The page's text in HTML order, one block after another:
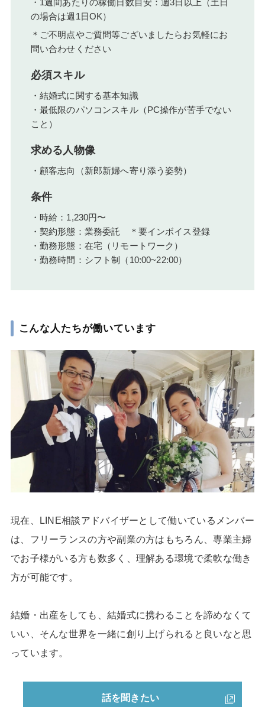
・1週間あたりの稼働日数目安：週3日以上（土日
の場合は週1日OK）
＊ご不明点やご質問等ございましたらお気軽にお
問い合わせください
必須スキル
・結婚式に関する基本知識
・最低限のパソコンスキル（PC操作が苦手でない
こと）
求める人物像
・顧客志向（新郎新婦へ寄り添う姿勢）
条件
・時給：1,230円〜
・契約形態：業務委託 ＊要インボイス登録
・勤務形態：在宅（リモートワーク）
・勤務時間：シフト制（10:00~22:00）
こんな人たちが働いています
現在、LINE相談アドバイザーとして働いているメンバー
は、フリーランスの方や副業の方はもちろん、専業主婦
でお子様がいる方も数多く、理解ある環境で柔軟な働き
方が可能です。
結婚・出産をしても、結婚式に携わることを諦めなくて
いい、そんな世界を一緒に創り上げられると良いなと思
っています。
話を聞きたい